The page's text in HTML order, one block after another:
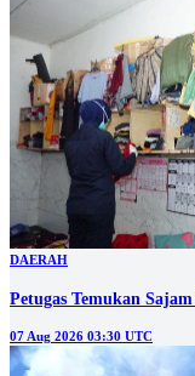
DAERAH
Petugas Temukan
07 Aug 2026 03:30 UTC